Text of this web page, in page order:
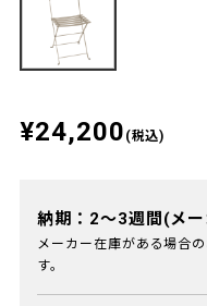
¥24,200 (税込)
納期：2～3週間(メ
メーカー在庫がある場合
す。